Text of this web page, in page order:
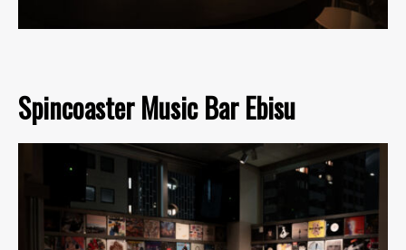
Spincoaster Music Bar Ebisu